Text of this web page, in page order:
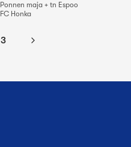
Ponnen maja + tn Espoo
FC Honka
3
Seuraava